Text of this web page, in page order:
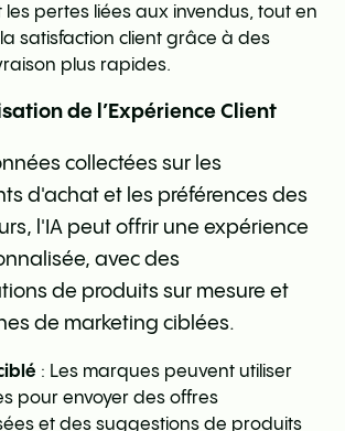
les pertes liées aux invendus, tout en
satisfaction client grâce à des
plus rapides.
de l’Expérience Client
collectées sur les
d'achat et les préférences des
l'IA peut offrir une expérience
avec des
de produits sur mesure et
de marketing ciblées.
: Les marques peuvent utiliser
pour envoyer des offres
et des suggestions de produits